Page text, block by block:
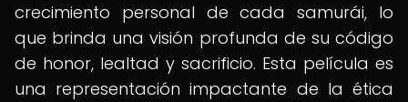
crecimiento personal de cada samurái, lo
que brinda una visión profunda de su código
de honor, lealtad y sacrificio. Esta película es
una representación impactante de la ética